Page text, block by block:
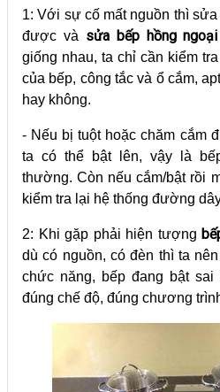
1: Với sự cố mất nguồn thì
được và sửa bếp hồng
giống nhau, ta chỉ cần kiểm
của bếp, công tắc và ổ cắm,
hay không.
- Nếu bị tuột hoặc chăm cắm
ta có thể bật lên, vậy là
thường. Còn nếu cắm/bật rồi
kiểm tra lại hệ thống đường
2: Khi gặp phải hiện tượng
dù có nguồn, có đèn thì ta
chức năng, bếp đang bật
đúng chế độ, đúng chương